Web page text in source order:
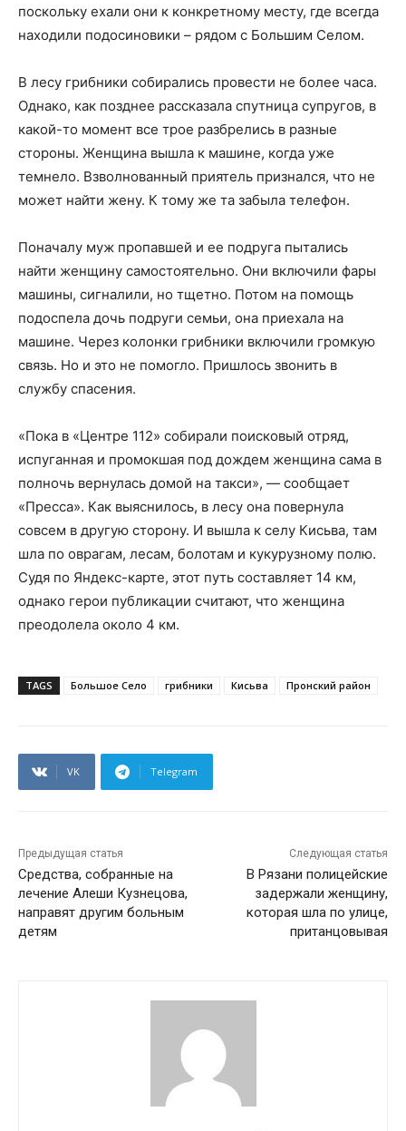
поскольку ехали они к конкретному месту, где всегда
находили подосиновики – рядом с Большим Селом.
В лесу грибники собирались провести не более часа.
Однако, как позднее рассказала спутница супругов, в
какой-то момент все трое разбрелись в разные
стороны. Женщина вышла к машине, когда уже
темнело. Взволнованный приятель признался, что не
может найти жену. К тому же та забыла телефон.
Поначалу муж пропавшей и ее подруга пытались
найти женщину самостоятельно. Они включили фары
машины, сигналили, но тщетно. Потом на помощь
подоспела дочь подруги семьи, она приехала на
машине. Через колонки грибники включили громкую
связь. Но и это не помогло. Пришлось звонить в
службу спасения.
«Пока в «Центре 112» собирали поисковый отряд,
испуганная и промокшая под дождем женщина сама в
полночь вернулась домой на такси», — сообщает
«Пресса». Как выяснилось, в лесу она повернула
совсем в другую сторону. И вышла к селу Кисьва, там
шла по оврагам, лесам, болотам и кукурузному полю.
Судя по Яндекс-карте, этот путь составляет 14 км,
однако герои публикации считают, что женщина
преодолела около 4 км.
TAGS Большое Село грибники Кисьва Пронский район
VK Telegram
Предыдущая статья
Средства, собранные на
лечение Алеши Кузнецова,
направят другим больным
детям
Следующая статья
В Рязани полицейские
задержали женщину,
которая шла по улице,
пританцовывая